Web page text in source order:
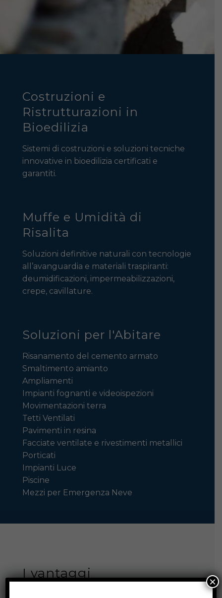
Costruzioni e
Ristrutturazioni in
Bioedilizia
Sistemi di costruzioni e soluzioni tecniche
innovative in bioedilizia certificati e
garantiti.
Muffe e Umidità di
Risalita
Soluzioni definitive naturali con tecnologie
all’avanguardia e materiali traspiranti:
deumidificazioni, impermeabilizzazioni,
crepe, cavillature.
Soluzioni per l'Abitare
Risanamento del cemento armato
Smaltimento amianto
Ampliamenti
Impianti fognanti e videoispezioni
Movimentazioni terra
Tetti Ventilati
Pavimenti in resina
Facciate ventilate e rivestimenti metallici
Porticati
Impianti Luce
Piscine
Mezzi per Emergenza Neve
I vantaggi
×